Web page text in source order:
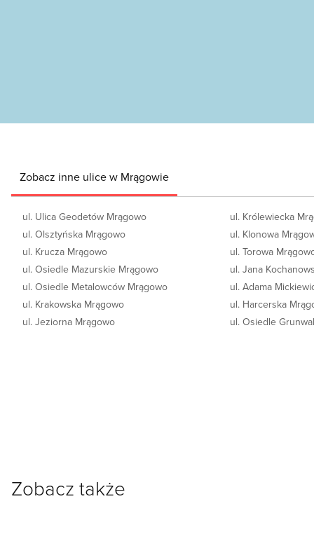
Zobacz inne ulice w Mrągowie
ul. Ulica Geodetów Mrągowo
ul. Olsztyńska Mrągowo
ul. Krucza Mrągowo
ul. Osiedle Mazurskie Mrągowo
ul. Osiedle Metalowców Mrągowo
ul. Krakowska Mrągowo
ul. Jeziorna Mrągowo
ul. Królewiecka
ul. Klonowa
ul. Torowa
ul. Jana
ul. Adama
ul. Harcerska
ul. Osiedle
Zobacz także